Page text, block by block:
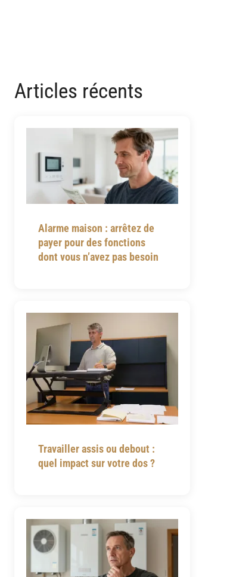
Articles récents
Alarme maison : arrêtez de
payer pour des fonctions
dont vous n’avez pas besoin
Travailler assis ou debout :
quel impact sur votre dos ?